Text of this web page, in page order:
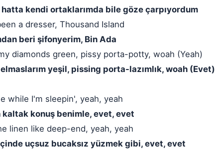
hatta kendi ortaklarımda bile göze çarpıyordum
a dresser, Thousand Island
beri şifonyerim, Bin Ada
diamonds green, pissy porta-potty, woah (Yeah)
elmaslarım yeşil, pissing porta-lazımlık, woah (Evet)
while I'm sleepin', yeah, yeah
kaltak konuş benimle, evet, evet
linen like deep-end, yeah, yeah
uçsuz bucaksız yüzmek gibi, evet, evet